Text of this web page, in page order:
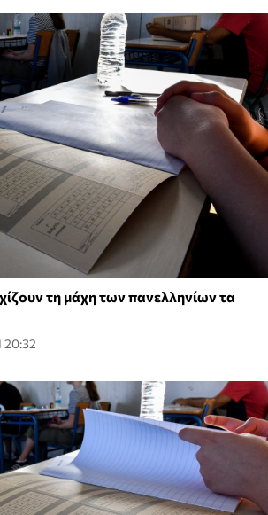
τη μάχη των πανελληνίων τα
20:32